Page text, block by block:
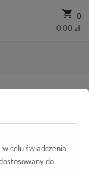
0
0,00 zł
27 314 Cigar
celu świadczenia
do